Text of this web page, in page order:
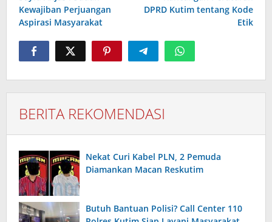
Kewajiban Perjuangan
Aspirasi Masyarakat
DPRD Kutim tentang Kode
Etik
BERITA REKOMENDASI
Nekat Curi Kabel PLN, 2 Pemuda
Diamankan Macan Reskutim
Butuh Bantuan Polisi? Call Center 110